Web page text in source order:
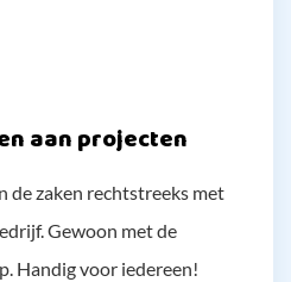
aan projecten
de zaken rechtstreeks met
Gewoon met de
Handig voor iedereen!